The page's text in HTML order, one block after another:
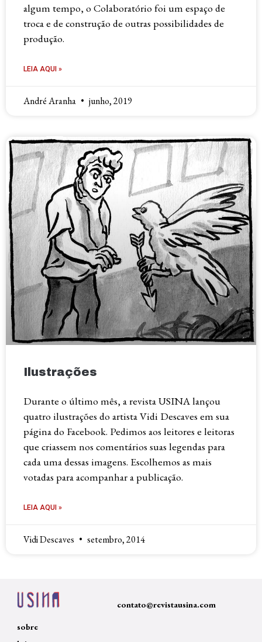
algum tempo, o Colaboratório foi um espaço de
troca e de construção de outras possibilidades de
produção.
LEIA AQUI »
André Aranha junho, 2019
Ilustrações
Durante o último mês, a revista USINA lançou
quatro ilustrações do artista Vidi Descaves em sua
página do Facebook. Pedimos aos leitores e leitoras
que criassem nos comentários suas legendas para
cada uma dessas imagens. Escolhemos as mais
votadas para acompanhar a publicação.
LEIA AQUI »
Vidi Descaves setembro, 2014
sobre
contato@revistausina.com